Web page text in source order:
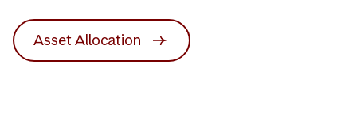
Asset Allocation